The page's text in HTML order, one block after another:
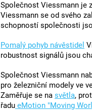
Společnost Viessmann je
Viessmann se od svého
schopností společnosti
Pomalý pohyb návěstidel
robustnost signálů jsou
Společnost Viessmann
pro železniční modely ve
Zaměřuje se na světla,
řadu eMotion "Moving